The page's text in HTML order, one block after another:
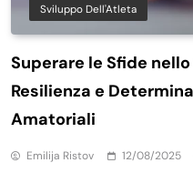
Sviluppo Dell'Atleta
Superare le Sfide
Resilienza e
Amatoriali
Emilija Ristov 12/08/2025